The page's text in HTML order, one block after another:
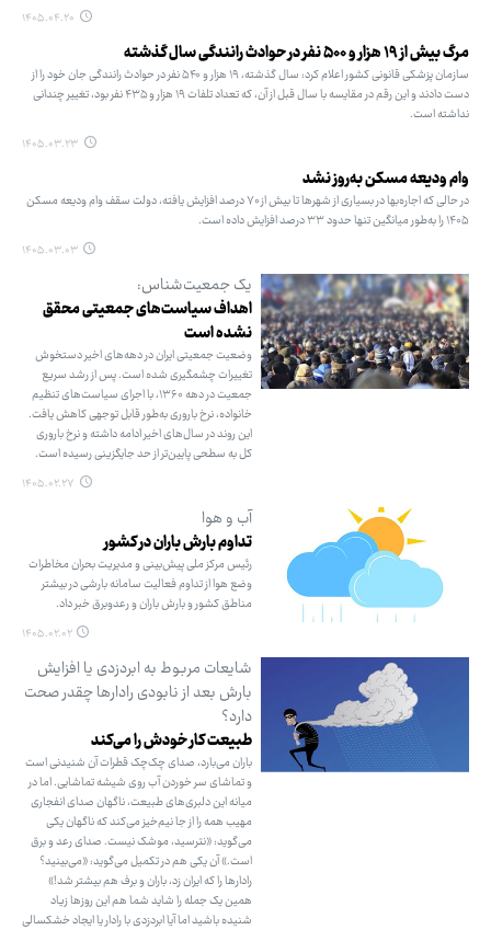
۱۴۰۵.۰۴.۲۰
مرگ بیش از ۱۹ هزار و ۵۰۰ نفر در حوادث رانندگی سال گذشته
سازمان پزشکی قانونی کشور اعلام کرد: سال گذشته، ۱۹ هزار و ۵۴۰ نفر در حوادث رانندگی جان خود را از
دست دادند و این رقم در مقایسه با سال قبل از آن، که تعداد تلفات ۱۹ هزار و ۴۳۵ نفر بود، تغییر چندانی
نداشته است.
۱۴۰۵.۰۳.۲۳
وام ودیعه مسکن به‌روز نشد
در حالی‌ که اجاره‌بها در بسیاری از شهرها تا بیش از ۷۰ درصد افزایش یافته، دولت سقف وام ودیعه مسکن
۱۴۰۵ را به‌طور میانگین تنها حدود ۳۳ درصد افزایش داده است.
۱۴۰۵.۰۳.۰۳
یک جمعیت‌شناس:
اهداف سیاست‌های جمعیتی محقق
نشده است
وضعیت جمعیتی ایران در دهه‌های اخیر دستخوش
تغییرات چشمگیری شده است. پس از رشد سریع
جمعیت در دهه ۱۳۶۰، با اجرای سیاست‌های تنظیم
خانواده، نرخ باروری به‌طور قابل توجهی کاهش یافت.
این روند در سال‌های اخیر ادامه داشته و نرخ باروری
کل به سطحی پایین‌تر از حد جایگزینی رسیده است.
۱۴۰۵.۰۲.۲۷
آب و هوا
تداوم بارش باران در کشور
رئیس مرکز ملی پیش‌بینی و مدیریت بحران مخاطرات
وضع هوا از تداوم فعالیت سامانه بارشی در بیشتر
مناطق کشور و بارش باران و رعدوبرق خبر داد.
۱۴۰۵.۰۲.۰۲
شایعات مربوط به ابردزدی یا افزایش
بارش بعد از نابودی رادارها چقدر صحت
دارد؟
طبیعت کار خودش را می‌کند
باران می‌بارد، صدای چک‌چک قطرات آن شنیدنی است
و تماشای سر خوردن آب روی شیشه تماشایی. اما در
میانه این دلبری‌های طبیعت، ناگهان صدای انفجاری
مهیب همه را از جا نیم‌خیز می‌کند که ناگهان یکی
می‌گوید: «نترسید، موشک نیست. صدای رعد و برق
است.» آن یکی هم در تکمیل می‌گوید: «می‌بینید؟
رادارها را که ایران زد، باران و برف هم بیشتر شد!»
همین یک جمله را شاید شما هم این روزها زیاد
شنیده باشید اما آیا ابردزدی با رادار یا ایجاد خشکسالی